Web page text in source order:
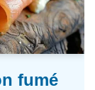
fumé